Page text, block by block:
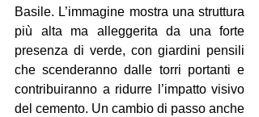
Basile. L’immagine mostra una struttura
più alta ma alleggerita da una forte
presenza di verde, con giardini pensili
che scenderanno dalle torri portanti e
contribuiranno a ridurre l’impatto visivo
del cemento. Un cambio di passo anche